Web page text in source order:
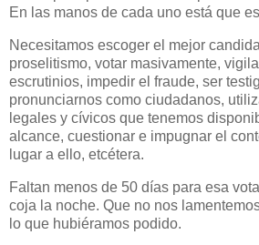
En las manos de cada uno está que
Necesitamos escoger el mejor
proselitismo, votar masivamente,
escrutinios, impedir el fraude, ser
pronunciarnos como ciudadanos,
legales y cívicos que tenemos
alcance, cuestionar e impugnar el
lugar a ello, etcétera.
Faltan menos de 50 días para esa
coja la noche. Que no nos
lo que hubiéramos podido.